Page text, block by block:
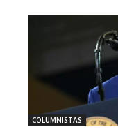
COLUMNISTAS